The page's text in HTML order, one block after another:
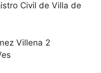
Civil de Villa de
Villena 2